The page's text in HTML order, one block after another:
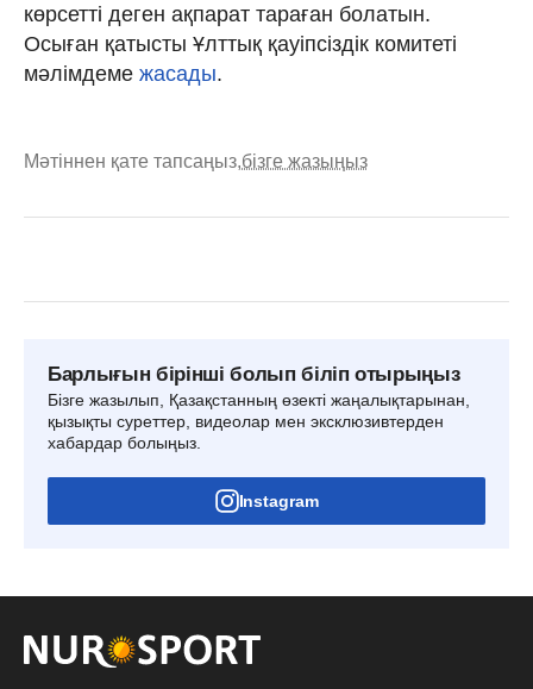
көрсетті деген ақпарат тараған болатын.
Осыған қатысты Ұлттық қауіпсіздік комитеті
мәлімдеме жасады.
Мәтіннен қате тапсаңыз,бізге жазыңыз
Барлығын бірінші болып біліп отырыңыз
Бізге жазылып, Қазақстанның өзекті жаңалықтарынан,
қызықты суреттер, видеолар мен эксклюзивтерден
хабардар болыңыз.
Instagram